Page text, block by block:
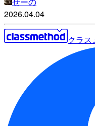
2026.04.04
クラス